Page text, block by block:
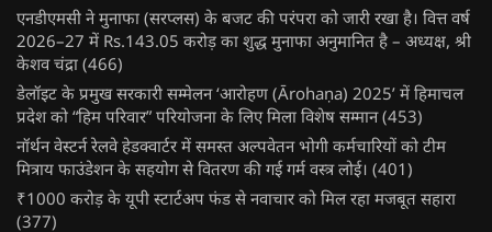
एनडीएमसी ने मुनाफा (सरप्लस) के बजट की परंपरा को जारी रखा है। वित्त वर्ष
2026–27 में Rs.143.05 करोड़ का शुद्ध मुनाफा अनुमानित है – अध्यक्ष, श्री
केशव चंद्रा (466)
डेलॉइट के प्रमुख सरकारी सम्मेलन ‘आरोहण (Ārohaṇa) 2025’ में हिमाचल
प्रदेश को “हिम परिवार” परियोजना के लिए मिला विशेष सम्मान (453)
नॉर्थन वेस्टर्न रेलवे हेडक्वार्टर में समस्त अल्पवेतन भोगी कर्मचारियों को टीम
मित्राय फाउंडेशन के सहयोग से वितरण की गई गर्म वस्त्र लोई। (401)
₹1000 करोड़ के यूपी स्टार्टअप फंड से नवाचार को मिल रहा मजबूत सहारा
(377)